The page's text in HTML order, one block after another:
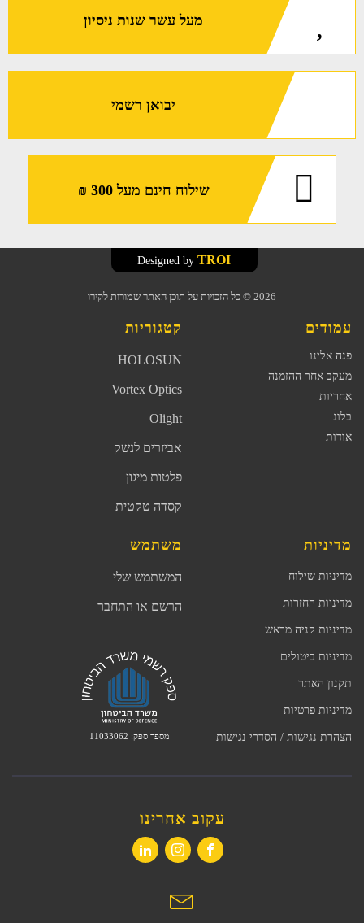
מעל עשר שנות ניסיון
יבואן רשמי
שילוח חינם מעל 300 ₪
2026 © כל הזכויות על תוכן האתר שמורות לקירו
TROI
עמודים
פנה אלינו
מעקב אחר ההזמנה
אחריות
בלוג
אודות
קטגוריות
HOLOSUN
Vortex Optics
Olight
אביזרים לנשק
פלטות מיגון
קסדה טקטית
מדיניות
מדיניות שילוח
מדיניות החזרות
מדיניות קניה מראש
מדיניות ביטולים
תקנון האתר
מדיניות פרטיות
הצהרת נגישות / הסדרי נגישות
משתמש
המשתמש שלי
הרשם או התחבר
מספר ספק: 11033062
עקוב אחרינו